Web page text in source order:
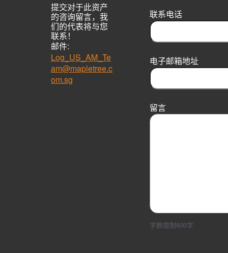
提交对于此资产
的咨询留言，我
们的代表将与您
联系！
邮件:
Log_US_AM_Te
am@mapletree.c
om.sg
r
s
t
联系电话
电子邮箱地址
留言
字数限制600字